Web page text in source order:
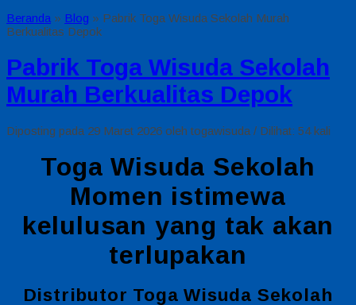
Beranda » Blog » Pabrik Toga Wisuda Sekolah Murah
Berkualitas Depok
Pabrik Toga Wisuda Sekolah
Murah Berkualitas Depok
Diposting pada 29 Maret 2026 oleh togawisuda / Dilihat: 54 kali
Toga Wisuda Sekolah
Momen istimewa
kelulusan yang tak akan
terlupakan
Distributor Toga Wisuda Sekolah